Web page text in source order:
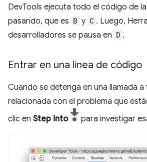
DevTools ejecuta todo el código de
pasando, que es B y C . Luego,
desarrolladores se pausa en D .
Entrar en una línea de código
Cuando se detenga en una llamada a
relacionada con el problema que
clic en Step into para investigar